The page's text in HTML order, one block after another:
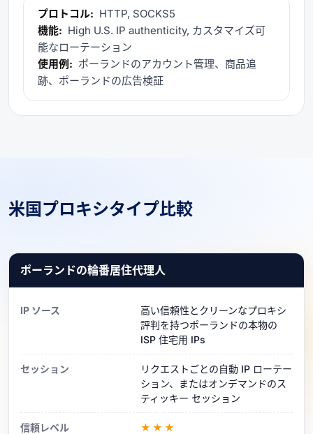
プロトコル: HTTP, SOCKS5
機能: High U.S. IP authenticity, カスタマイズ可
能なローテーション
使用例: ポーランドのアカウント管理、商品追
跡、ポーランドの広告検証
米国プロキシタイプ比較
ポーランドの輪番居住代理人
IP ソース
高い信頼性とクリーンなプロキシ
評判を持つポーランドの本物の
ISP 住宅用 IPs
セッション
リクエストごとの自動 IP ローテー
ション、またはオンデマンドのス
ティッキー セッション
信頼レベル ★★★